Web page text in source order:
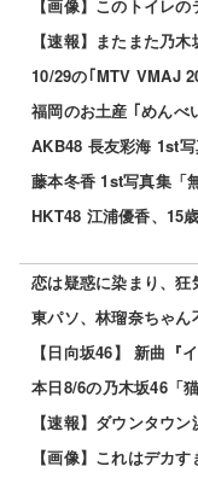
10/29の｢MTV VMAJ
AKB48 長友彩海 1st写
藤本冬香 1st写真集「
HKT48 江浦優香、15
恋は疑惑に染まり、狂
東パソ、林瑠奈ちゃん
本日8/6の乃木坂46「